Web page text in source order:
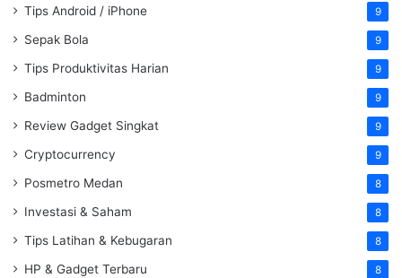
Tips Android / iPhone 9
Sepak Bola 9
Tips Produktivitas Harian 9
Badminton 9
Review Gadget Singkat 9
Cryptocurrency 9
Posmetro Medan 8
Investasi & Saham 8
Tips Latihan & Kebugaran 8
HP & Gadget Terbaru 8